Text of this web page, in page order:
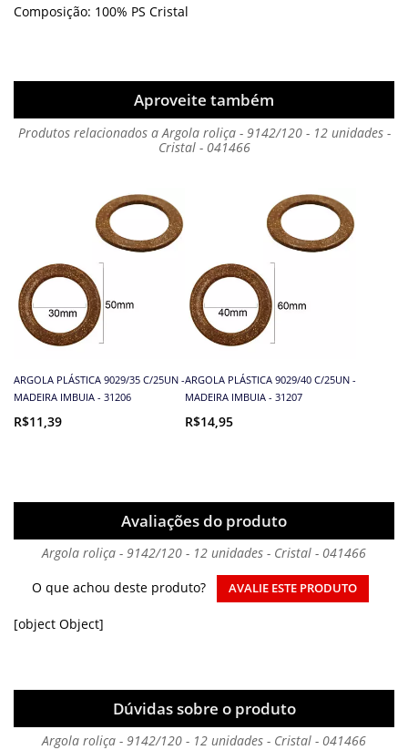
Composição: 100% PS Cristal
Aproveite também
Produtos relacionados a Argola roliça - 9142/120 - 12 unidades -
Cristal - 041466
ARGOLA PLÁSTICA 9029/35 C/25UN -
MADEIRA IMBUIA - 31206
R$11,39
ARGOLA PLÁSTICA 9029/40 C/25UN -
MADEIRA IMBUIA - 31207
R$14,95
Avaliações do produto
Argola roliça - 9142/120 - 12 unidades - Cristal - 041466
O que achou deste produto?
AVALIE ESTE PRODUTO
[object Object]
Dúvidas sobre o produto
Argola roliça - 9142/120 - 12 unidades - Cristal - 041466